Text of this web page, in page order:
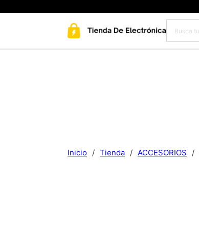
Inicio / Tienda / ACCESORIOS /